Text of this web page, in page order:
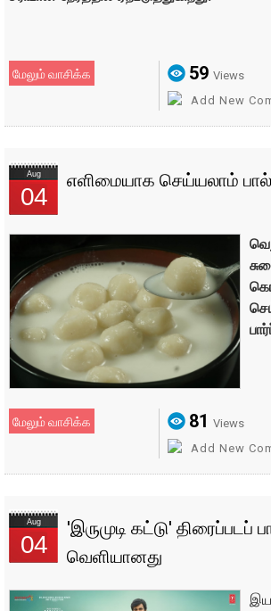
மேலும் வாசிக்க 59 Views
Add New
Aug
04
எளிமையாக செய்யலாம்
மேலும் வாசிக்க 81 Views
Add New
Aug
04
'இருமுடி கட்டு' திரைப்படப்
வெளியானது